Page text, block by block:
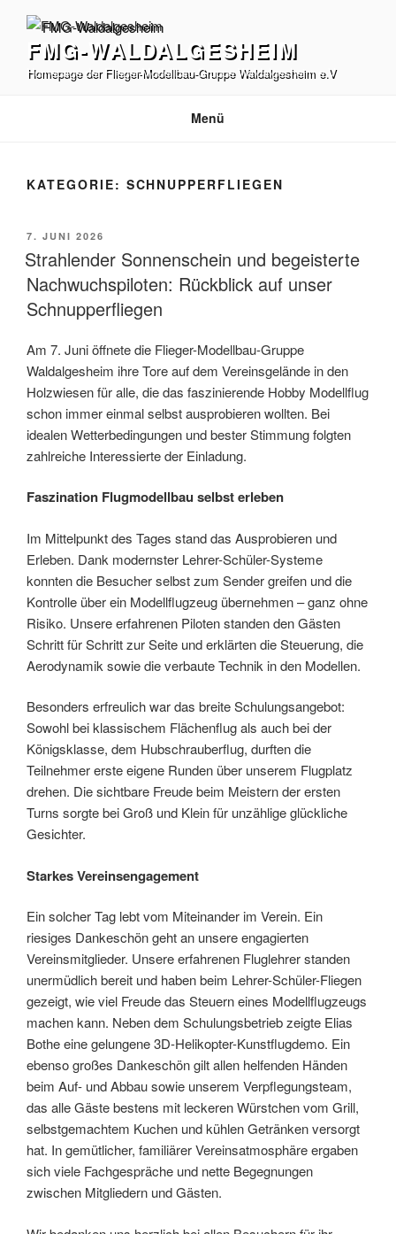
Inhalt
springenFMG-WALDALGESHEIM
Homepage der Flieger-Modellbau-Gruppe Waldalgesheim e.V
Menü
KATEGORIE: SCHNUPPERFLIEGEN
VERÖFFENTLICHT
AM
7. JUNI 2026
Strahlender Sonnenschein und begeisterte
Nachwuchspiloten: Rückblick auf unser
Schnupperfliegen
Am 7. Juni öffnete die Flieger-Modellbau-Gruppe
Waldalgesheim ihre Tore auf dem Vereinsgelände in den
Holzwiesen für alle, die das faszinierende Hobby Modellflug
schon immer einmal selbst ausprobieren wollten. Bei
idealen Wetterbedingungen und bester Stimmung folgten
zahlreiche Interessierte der Einladung.
Faszination Flugmodellbau selbst erleben
Im Mittelpunkt des Tages stand das Ausprobieren und
Erleben. Dank modernster Lehrer-Schüler-Systeme
konnten die Besucher selbst zum Sender greifen und die
Kontrolle über ein Modellflugzeug übernehmen – ganz ohne
Risiko. Unsere erfahrenen Piloten standen den Gästen
Schritt für Schritt zur Seite und erklärten die Steuerung, die
Aerodynamik sowie die verbaute Technik in den Modellen.
Besonders erfreulich war das breite Schulungsangebot:
Sowohl bei klassischem Flächenflug als auch bei der
Königsklasse, dem Hubschrauberflug, durften die
Teilnehmer erste eigene Runden über unserem Flugplatz
drehen. Die sichtbare Freude beim Meistern der ersten
Turns sorgte bei Groß und Klein für unzählige glückliche
Gesichter.
Starkes Vereinsengagement
Ein solcher Tag lebt vom Miteinander im Verein. Ein
riesiges Dankeschön geht an unsere engagierten
Vereinsmitglieder. Unsere erfahrenen Fluglehrer standen
unermüdlich bereit und haben beim Lehrer-Schüler-Fliegen
gezeigt, wie viel Freude das Steuern eines Modellflugzeugs
machen kann. Neben dem Schulungsbetrieb zeigte Elias
Bothe eine gelungene 3D-Helikopter-Kunstflugdemo. Ein
ebenso großes Dankeschön gilt allen helfenden Händen
beim Auf- und Abbau sowie unserem Verpflegungsteam,
das alle Gäste bestens mit leckeren Würstchen vom Grill,
selbstgemachtem Kuchen und kühlen Getränken versorgt
hat. In gemütlicher, familiärer Vereinsatmosphäre ergaben
sich viele Fachgespräche und nette Begegnungen
zwischen Mitgliedern und Gästen.